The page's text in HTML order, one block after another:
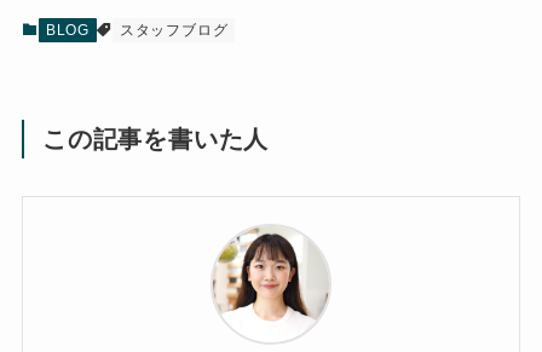
BLOG スタッフブログ
この記事を書いた人